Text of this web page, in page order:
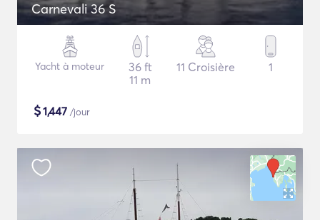
Carnevali 36 S
Yacht à moteur
36 ft
11 m
11 Croisière 1
$1,447 /jour